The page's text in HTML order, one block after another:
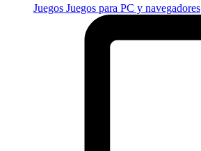
Juegos Juegos para PC y navegadores